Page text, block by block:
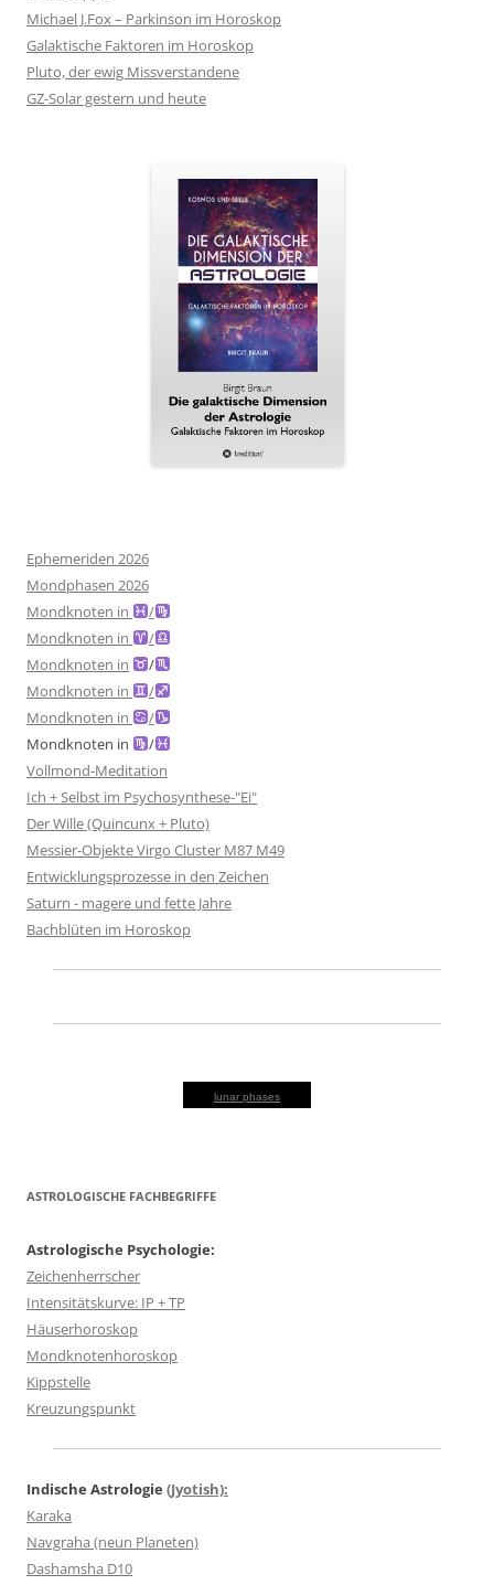
Michael J.Fox – Parkinson im Horoskop
Galaktische Faktoren im Horoskop
Pluto, der ewig Missverstandene
GZ-Solar gestern und heute
Ephemeriden 2026
Mondphasen 2026
Mondknoten in
/
Mondknoten in
/
Mondknoten in
/
Mondknoten in
/
Mondknoten in
/
Mondknoten in
/
Vollmond-Meditation
Ich + Selbst im Psychosynthese-"Ei"
Der Wille (Quincunx + Pluto)
Messier-Objekte Virgo Cluster M87 M49
Entwicklungsprozesse in den Zeichen
Saturn - magere und fette Jahre
Bachblüten im Horoskop
lunar phases
ASTROLOGISCHE FACHBEGRIFFE
Astrologische Psychologie:
Zeichenherrscher
Intensitätskurve: IP + TP
Häuserhoroskop
Mondknotenhoroskop
Kippstelle
Kreuzungspunkt
Indische Astrologie (Jyotish):
Karaka
Navgraha (neun Planeten)
Dashamsha D10